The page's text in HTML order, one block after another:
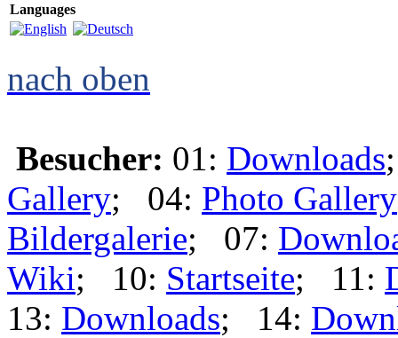
Languages
nach oben
Besucher: 01: Downloads
Gallery; 04: Photo Gallery
Bildergalerie; 07:
Wiki; 10: Startseite; 11:
13: Downloads; 14: